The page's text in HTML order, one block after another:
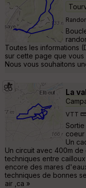
Toutes les informations
sur cette page que
Nous vous souhaitons
La
VTT
coeur
Un
Un circuit avec 400m
techniques entre
encore des mares
techniques de bonnes
air ,ca »